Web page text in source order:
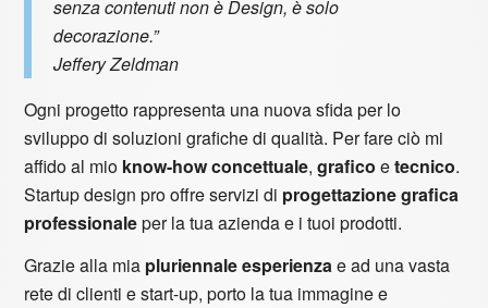
senza contenuti non è Design, è solo
decorazione.”
Jeffery Zeldman
Ogni progetto rappresenta una nuova sfida per lo
sviluppo di soluzioni grafiche di qualità. Per fare ciò mi
affido al mio know-how concettuale,grafico etecnico.
Startup design pro offre servizi di progettazione grafica
professionaleper la tua azienda e i tuoi prodotti.
Grazie alla mia pluriennale esperienzae ad una vasta
rete di clienti e start-up, porto la tua immagine e